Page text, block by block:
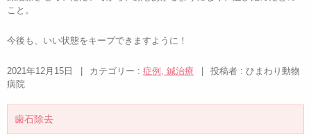
こと。
今後も、いい状態をキープできますように！
2021年12月15日 | カテゴリー : 症例, 鍼治療 |
投稿者 : ひまわり動物
病院
歯石除去